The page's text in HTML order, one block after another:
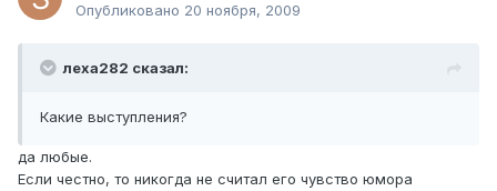
Опубликовано 20 ноября, 2009
леха282 сказал:
Какие выступления?
да любые.
Если честно, то никогда не считал его чувство юмора